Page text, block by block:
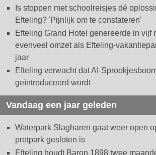
Is stoppen met schoolreisjes dé
Efteling? 'Pijnlijk om te constateren'
Efteling Grand Hotel genereerde in vijf
evenveel omzet als Efteling-
jaar
Efteling verwacht dat AI-
geïntroduceerd wordt
Vandaag een jaar geleden
Waterpark Slagharen gaat weer open
pretpark gesloten is
Efteling houdt Baron 1898 twee